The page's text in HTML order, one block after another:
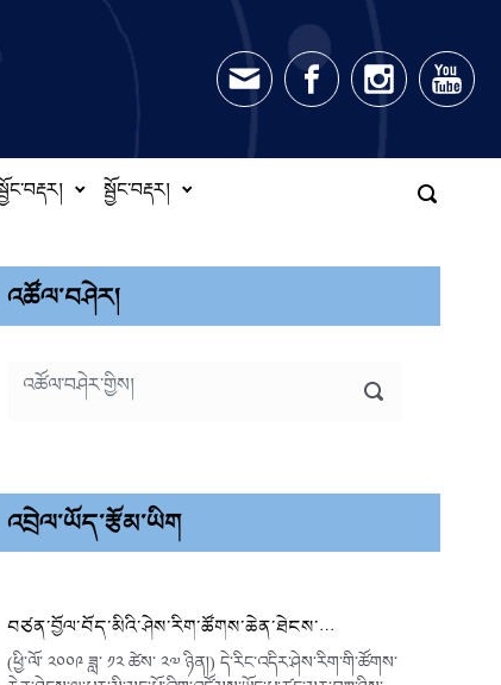
སྦྱོང་བརྡར།
འཚོལ་བཤེར།
འབྲེལ་ཡོད་རྩོམ་ཡིག
བཙན་བྱོལ་བོད་མིའི་ཤེས་རིག་ཚོགས་ཆེན་ཐེངས་…
(ཕྱི་ལོ་ ༢༠༠༩ ཟླ་ ༡༢ ཚེས་ ༢༧ ཉིན།) དེ་རིང་འདིར་ཤེས་རིག་གི་ཚོགས་